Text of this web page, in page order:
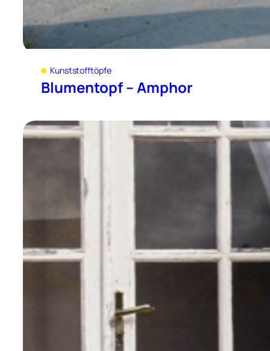
Kunststofftöpfe
Blumentopf – Amphor